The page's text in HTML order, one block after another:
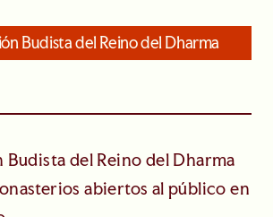
Budista del Reino del Dharma
del Reino del Dharma
abiertos al público en